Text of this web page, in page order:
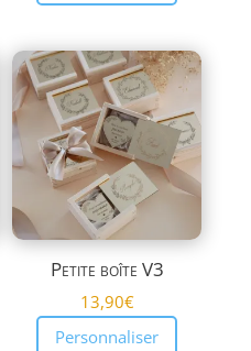
Petite boîte V3
13,90€
Personnaliser